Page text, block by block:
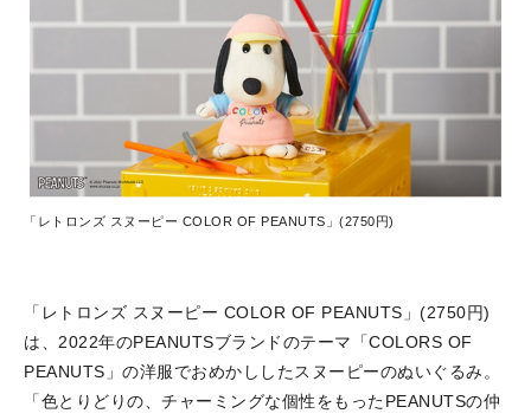
「レトロンズ スヌーピー COLOR OF PEANUTS」(2750円)
「レトロンズ スヌーピー COLOR OF PEANUTS」(2750円)
は、2022年のPEANUTSブランドのテーマ「COLORS OF
PEANUTS」の洋服でおめかししたスヌーピーのぬいぐるみ。
「色とりどりの、チャーミングな個性をもったPEANUTSの仲